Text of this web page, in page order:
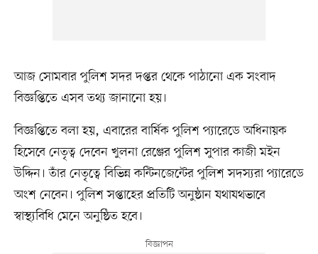
আজ সোমবার পুলিশ সদর দপ্তর থেকে পাঠানো এক সংবাদ
বিজ্ঞপ্তিতে এসব তথ্য জানানো হয়।
বিজ্ঞপ্তিতে বলা হয়, এবারের বার্ষিক পুলিশ প্যারেডে অধিনায়ক
হিসেবে নেতৃত্ব দেবেন খুলনা রেঞ্জের পুলিশ সুপার কাজী মইন
উদ্দিন। তাঁর নেতৃত্বে বিভিন্ন কন্টিনজেন্টের পুলিশ সদস্যরা প্যারেডে
অংশ নেবেন। পুলিশ সপ্তাহের প্রতিটি অনুষ্ঠান যথাযথভাবে
স্বাস্থ্যবিধি মেনে অনুষ্ঠিত হবে।